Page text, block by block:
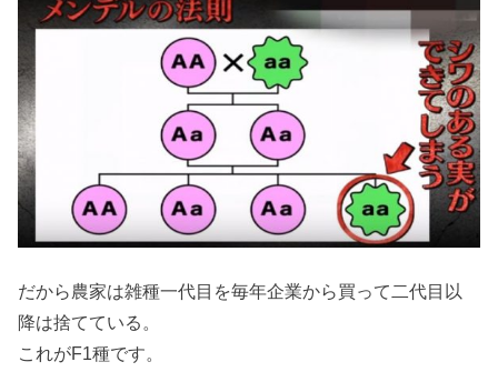
だから農家は雑種一代目を毎年企業から買って二代目以
降は捨てている。
これがF1種です。